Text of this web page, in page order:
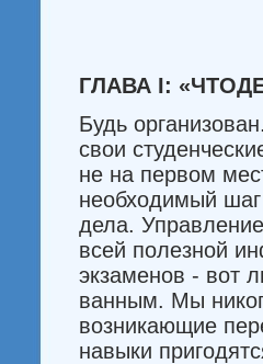
ГЛАВА I: «ЧТО
Будь
свои
не на первом
необходимый
дела.
всей полез­ной
экзаменов - вот
ванным. Мы
возникающие
навыки